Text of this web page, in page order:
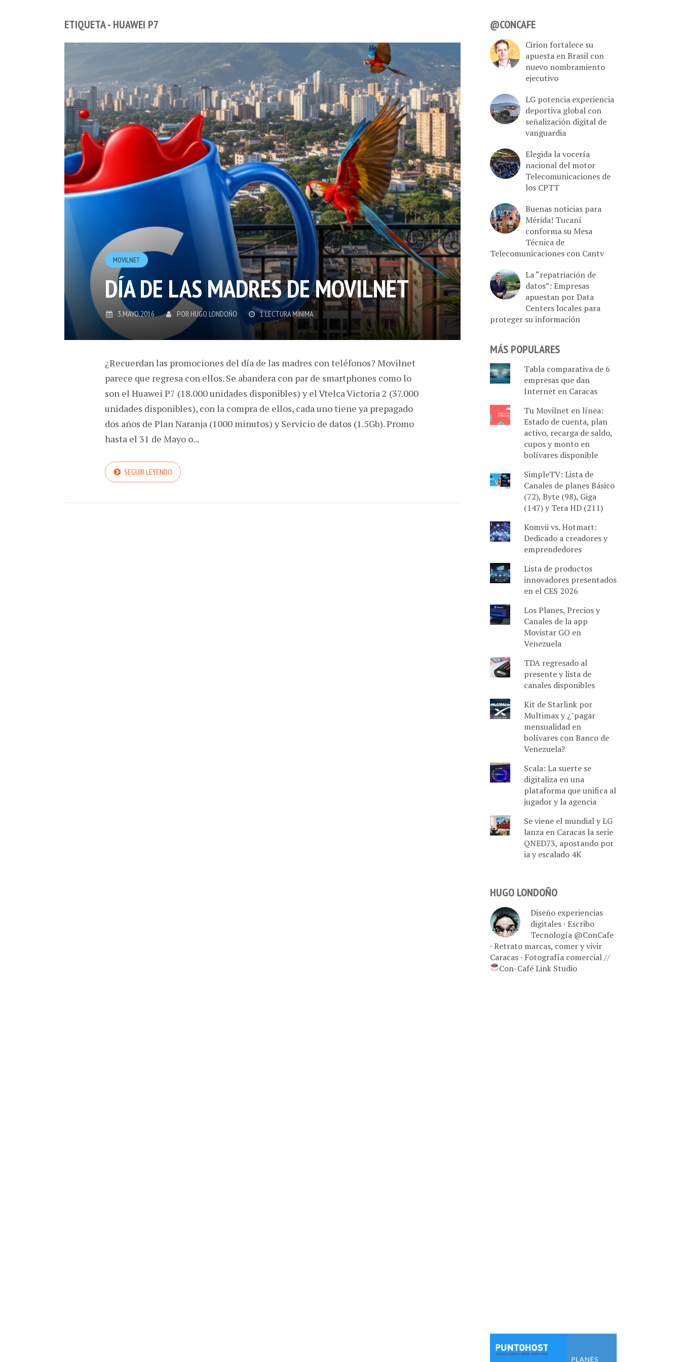
ETIQUETA - HUAWEI P7
MOVILNET
DÍA DE LAS MADRES DE MOVILNET
3.MAYO.2016 POR HUGO LONDOÑO 1 LECTURA MÍNIMA
¿Recuerdan las promociones del día de las madres con teléfonos? Movilnet
parece que regresa con ellos. Se abandera con par de smartphones como lo
son el Huawei P7 (18.000 unidades disponibles) y el Vtelca Victoria 2 (37.000
unidades disponibles), con la compra de ellos, cada uno tiene ya prepagado
dos años de Plan Naranja (1000 minutos) y Servicio de datos (1.5Gb). Promo
hasta el 31 de Mayo o...
SEGUIR LEYENDO
@CONCAFE
Cirion fortalece su
apuesta en Brasil con
nuevo nombramiento
ejecutivo
LG potencia experiencia
deportiva global con
señalización digital de
vanguardia
Elegida la vocería
nacional del motor
Telecomunicaciones de
los CPTT
Buenas noticias para
Mérida! Tucaní
conforma su Mesa
Técnica de
Telecomunicaciones con Cantv
La “repatriación de
datos”: Empresas
apuestan por Data
Centers locales para
proteger su información
MÁS POPULARES
Tabla comparativa de 6
empresas que dan
Internet en Caracas
Tu Movilnet en línea:
Estado de cuenta, plan
activo, recarga de saldo,
cupos y monto en
bolívares disponible
SimpleTV: Lista de
Canales de planes Básico
(72), Byte (98), Giga
(147) y Tera HD (211)
Komvii vs. Hotmart:
Dedicado a creadores y
emprendedores
Lista de productos
innovadores presentados
en el CES 2026
Los Planes, Precios y
Canales de la app
Movistar GO en
Venezuela
TDA regresado al
presente y lista de
canales disponibles
Kit de Starlink por
Multimax y ¿"pagar
mensualidad en
bolívares con Banco de
Venezuela?
Scala: La suerte se
digitaliza en una
plataforma que unifica al
jugador y la agencia
Se viene el mundial y LG
lanza en Caracas la serie
QNED73, apostando por
ia y escalado 4K
HUGO LONDOÑO
Diseño experiencias
digitales · Escribo
Tecnología @ConCafe
· Retrato marcas, comer y vivir
Caracas · Fotografía comercial //
Con-Café Link Studio